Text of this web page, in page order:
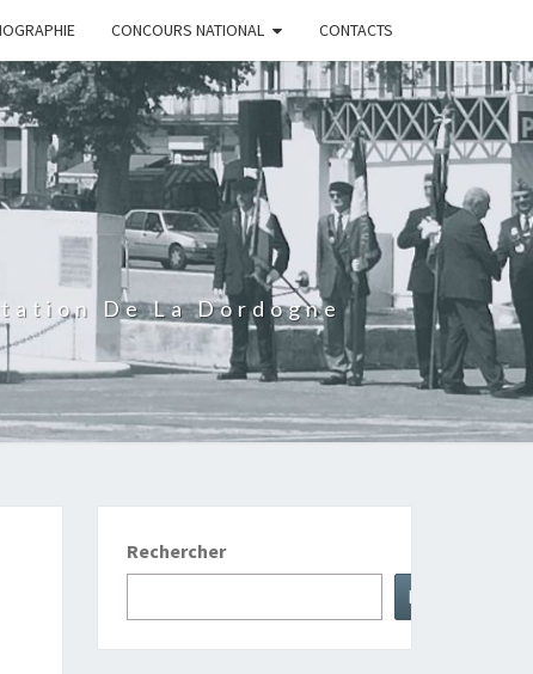
CONCOURS NATIONAL CONTACTS
De La Dordogne
Rechercher
Rechercher